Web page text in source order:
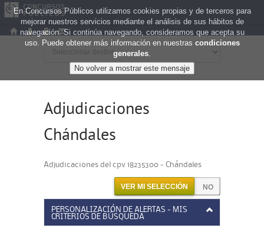
Adjudicaciones
Chándales
Adjudicaciones del cpv 18235300 - Chándales
VER MI SELECCIÓN
PERSONALIZACIÓN DE ALERTAS - MIS
CRITERIOS DE BÚSQUEDA
En Concursos Públicos utilizamos cookies propias y de terceros para
mejorar nuestros servicios mediante el análisis de sus hábitos de
navegación. Si continúa navegando, consideramos que acepta su
uso. Puede obtener más información en nuestras condiciones
generales.